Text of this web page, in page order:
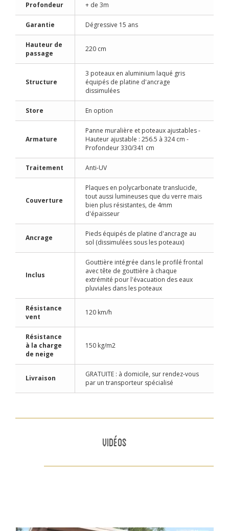
Profondeur + de 3m
Garantie Dégressive 15 ans
Hauteur de
passage
220 cm
Structure
3 poteaux en aluminium laqué gris
équipés de platine d'ancrage
dissimulées
Store En option
Armature
Panne muralière et poteaux ajustables -
Hauteur ajustable : 256.5 à 324 cm -
Profondeur 330/341 cm
Traitement Anti-UV
Couverture
Plaques en polycarbonate translucide,
tout aussi lumineuses que du verre mais
bien plus résistantes, de 4mm
d'épaisseur
Ancrage
Pieds équipés de platine d'ancrage au
sol (dissimulées sous les poteaux)
Inclus
Gouttière intégrée dans le profilé frontal
avec tête de gouttière à chaque
extrémité pour l'évacuation des eaux
pluviales dans les poteaux
Résistance
vent
120 km/h
Résistance
à la charge
de neige
150 kg/m2
Livraison
GRATUITE : à domicile, sur rendez-vous
par un transporteur spécialisé
VIDÉOS